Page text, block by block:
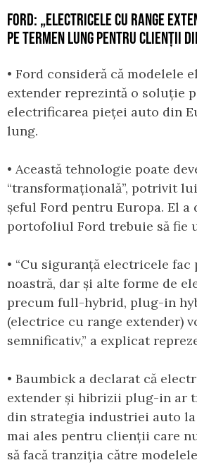
FORD: „ELECTRICELE CU RANGE
PE TERMEN LUNG PENTRU CLIENȚII
• Ford consideră că modelele
extender reprezintă o soluție
electrificarea pieței auto din
lung.
• Această tehnologie poate
“transformațională”, potrivit
șeful Ford pentru Europa. El a
portofoliul Ford trebuie să fie
• “Cu siguranță electricele
noastră, dar și alte forme de
precum full-hybrid, plug-in
(electrice cu range extender)
semnificativ,” a explicat
• Baumbick a declarat că
extender și hibrizii plug-in ar
din strategia industriei auto la
mai ales pentru clienții care
să facă tranziția către